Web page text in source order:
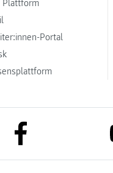
Portal
link to facebook